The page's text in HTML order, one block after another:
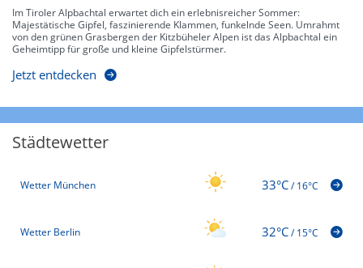
Im Tiroler Alpbachtal erwartet dich ein erlebnisreicher Sommer:
Majestätische Gipfel, faszinierende Klammen, funkelnde Seen. Umrahmt
von den grünen Grasbergen der Kitzbüheler Alpen ist das Alpbachtal ein
Geheimtipp für große und kleine Gipfelstürmer.
Jetzt entdecken
Städtewetter
Wetter München 33°C/16°C
Wetter Berlin 32°C/15°C